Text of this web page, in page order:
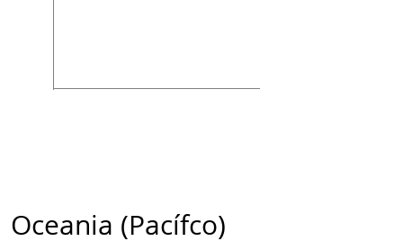
Oceania (Pacífco)